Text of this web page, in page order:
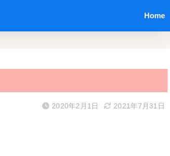
Home
2020年2月1日 2021年7月31日